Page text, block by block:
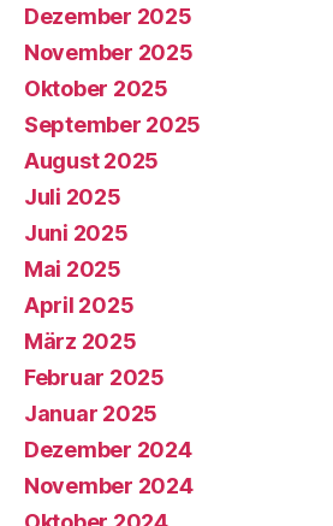
Dezember 2025
November 2025
Oktober 2025
September 2025
August 2025
Juli 2025
Juni 2025
Mai 2025
April 2025
März 2025
Februar 2025
Januar 2025
Dezember 2024
November 2024